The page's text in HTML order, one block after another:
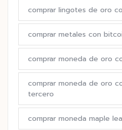
comprar lingotes de oro
comprar metales con
comprar moneda de oro
comprar moneda de oro
tercero
comprar moneda maple